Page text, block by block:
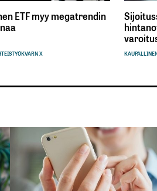
ETF myy megatrendin
KVARN X